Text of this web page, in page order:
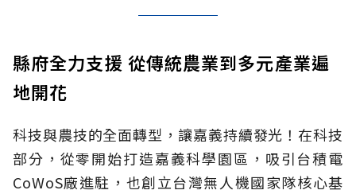
縣府全力支援 從傳統農業到多元產業遍
地開花
科技與農技的全面轉型，讓嘉義持續發光！在科技
部分，從零開始打造嘉義科學園區，吸引台積電
CoWoS廠進駐，也創立台灣無人機國家隊核心基